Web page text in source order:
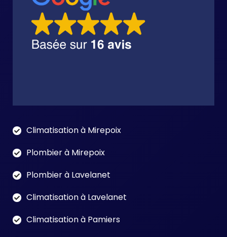
Climatisation à Mirepoix
Plombier à Mirepoix
Plombier à Lavelanet
Climatisation à Lavelanet
Climatisation à Pamiers